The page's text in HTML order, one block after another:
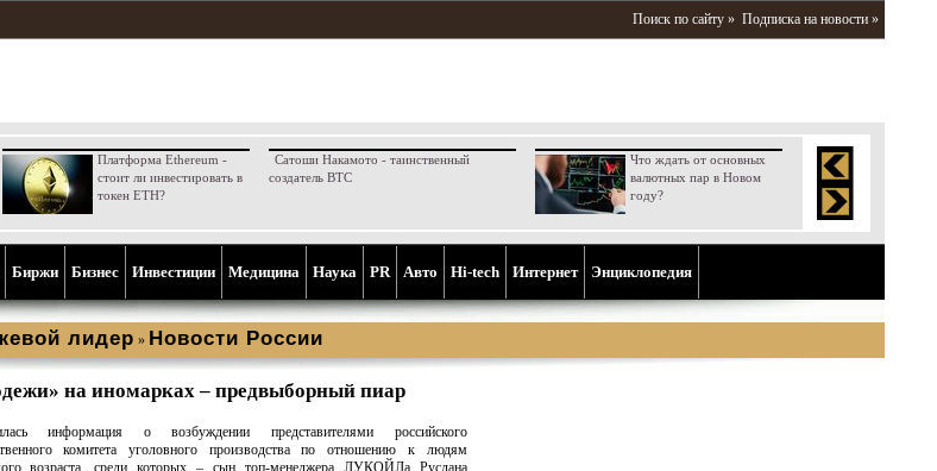
Поиск по сайту » Подписка на новости »
Платформа Ethereum -
стоит ли инвестировать в
токен ETH?
Сатоши Накамото - таинственный
создатель BTC
Что ждать от основных
валютных пар в Новом
году?
Биржи Бизнес Инвестиции Медицина Наука PR Aвто Hi-tech Интернет Энциклопедия
лидер » Новости России
на иномарках – предвыборный пиар
информация о возбуждении представителями российского
комитета уголовного производства по отношению к людям
возраста, среди которых – сын топ-менеджера ЛУКОЙЛа Руслана